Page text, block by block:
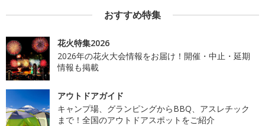
おすすめ特集
花火特集2026
2026年の花火大会情報をお届け！開催・中止・延期
情報も掲載
アウトドアガイド
キャンプ場、グランピングからBBQ、アスレチック
まで！全国のアウトドアスポットをご紹介